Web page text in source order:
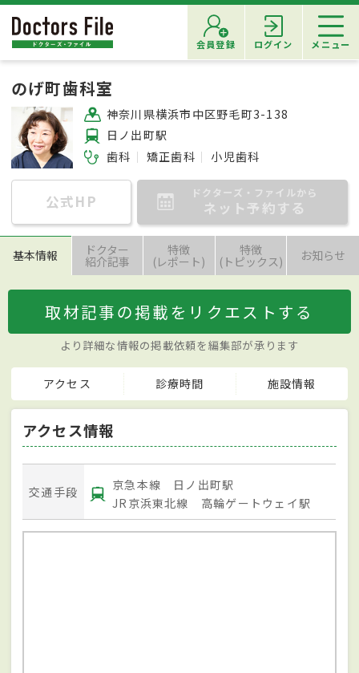
会員登録 ログイン メニュー
のげ町歯科室
神奈川県横浜市中区野毛町3-138
日ノ出町駅
歯科
矯正歯科 小児歯科
公式HP ドクターズ・ファイルから
ネット予約する
基本情報 ドクター
紹介記事
特徴
(レポート)
特徴
(トピックス) お知らせ
取材記事の掲載をリクエストする
より詳細な情報の掲載依頼を編集部が承ります
アクセス 診療時間 施設情報
アクセス情報
交通手段
京急本線 日ノ出町駅
JR京浜東北線 高輪ゲートウェイ駅